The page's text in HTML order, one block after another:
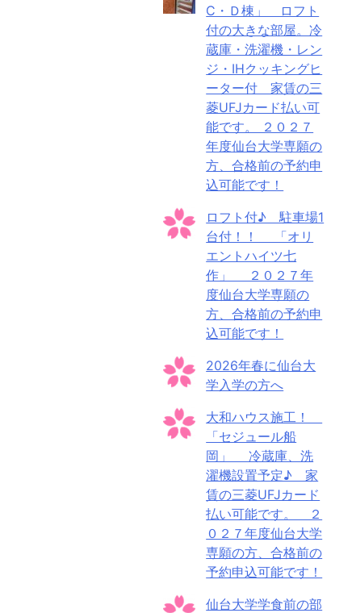
C・Ｄ棟」 ロフト
付の大きな部屋。冷
蔵庫・洗濯機・レン
ジ・IHクッキングヒ
ーター付 家賃の三
菱UFJカード払い可
能です。 ２０２７
年度仙台大学専願の
方、合格前の予約申
込可能です！
ロフト付♪ 駐車場1
台付！！ 「オリ
エントハイツ七
作」 ２０２７年
度仙台大学専願の
方、合格前の予約申
込可能です！
2026年春に仙台大
学入学の方へ
大和ハウス施工！
「セジュール船
岡」 冷蔵庫、洗
濯機設置予定♪ 家
賃の三菱UFJカード
払い可能です。 ２
０２７年度仙台大学
専願の方、合格前の
予約申込可能です！
仙台大学学食前の部